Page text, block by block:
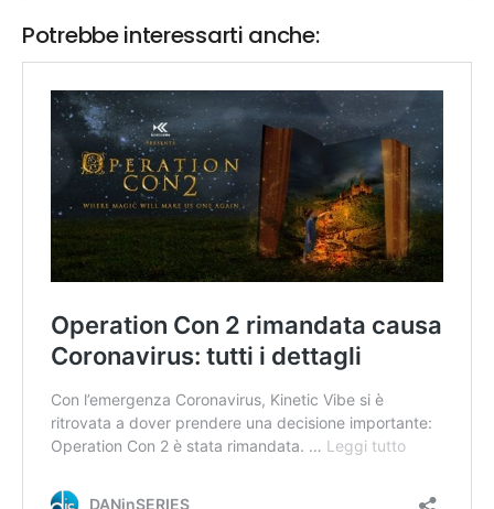
Potrebbe interessarti anche: